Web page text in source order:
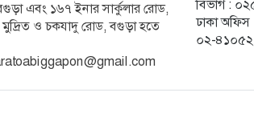
এবং ১৬৭ ইনার সার্কুলার রোড,
ও চকযাদু রোড, বগুড়া হতে
বিভাগ :
ঢাকা
০২-